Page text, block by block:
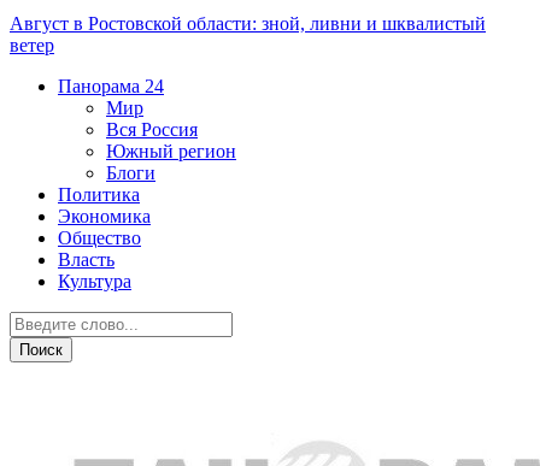
Август в Ростовской области: зной, ливни и шквалистый
ветер
Панорама 24
Мир
Вся Россия
Южный регион
Блоги
Политика
Экономика
Общество
Власть
Культура